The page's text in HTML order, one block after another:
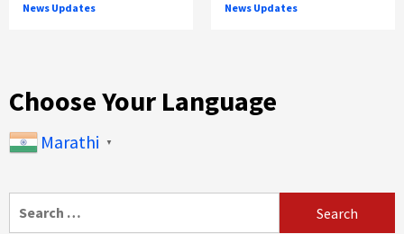
News Updates
News Updates
Choose Your Language
Marathi ▼